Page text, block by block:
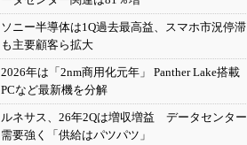
ソニー半導体は1Q過去最高益、スマホ市況停滞
も主要顧客ら拡大
2026年は「2nm商用化元年」 Panther Lake搭載
PCなど最新機を分解
ルネサス、26年2Qは増収増益 データセンター
需要強く「供給はパツパツ」